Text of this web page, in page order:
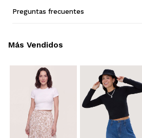
Preguntas frecuentes
Más Vendidos